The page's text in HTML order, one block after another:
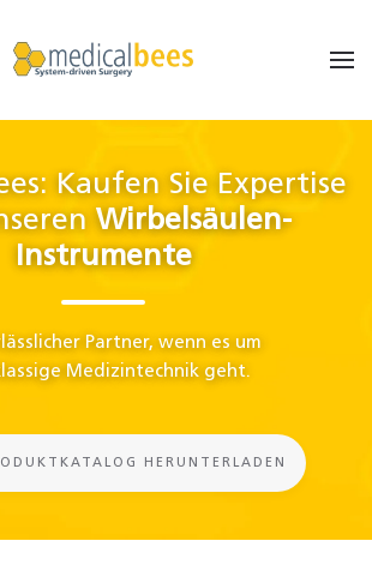
Kaufen Sie Expertise
Wirbelsäulen-
Instrumente
Partner, wenn es um
Medizintechnik geht.
HERUNTERLADEN